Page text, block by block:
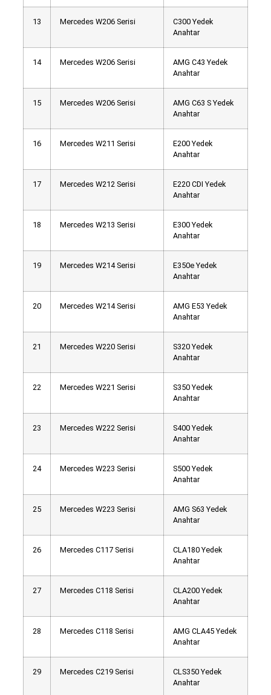
13 Mercedes W206 Serisi
C300 Yedek
Anahtar
14 Mercedes W206 Serisi
AMG C43 Yedek
Anahtar
15 Mercedes W206 Serisi
AMG C63 S Yedek
Anahtar
16 Mercedes W211 Serisi
E200 Yedek
Anahtar
17 Mercedes W212 Serisi
E220 CDI Yedek
Anahtar
18 Mercedes W213 Serisi
E300 Yedek
Anahtar
19 Mercedes W214 Serisi
E350e Yedek
Anahtar
20 Mercedes W214 Serisi
AMG E53 Yedek
Anahtar
21 Mercedes W220 Serisi
S320 Yedek
Anahtar
22 Mercedes W221 Serisi
S350 Yedek
Anahtar
23 Mercedes W222 Serisi
S400 Yedek
Anahtar
24 Mercedes W223 Serisi
S500 Yedek
Anahtar
25 Mercedes W223 Serisi
AMG S63 Yedek
Anahtar
26 Mercedes C117 Serisi
CLA180 Yedek
Anahtar
27 Mercedes C118 Serisi
CLA200 Yedek
Anahtar
28 Mercedes C118 Serisi
AMG CLA45 Yedek
Anahtar
29 Mercedes C219 Serisi
CLS350 Yedek
Anahtar